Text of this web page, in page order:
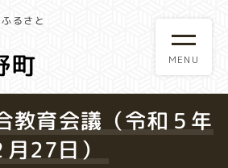
るさと
教育会議（令和５年
月27日）